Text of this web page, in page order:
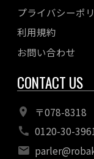
プライバシーポ
利用規約
お問い合わせ
CONTACT US
〒078-8318
0120-30-